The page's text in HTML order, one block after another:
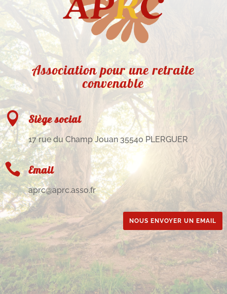
Association pour une retraite
convenable
 Siège social
17 rue du Champ Jouan 35540 PLERGUER
 Email
aprc@aprc.asso.fr
NOUS ENVOYER UN EMAIL